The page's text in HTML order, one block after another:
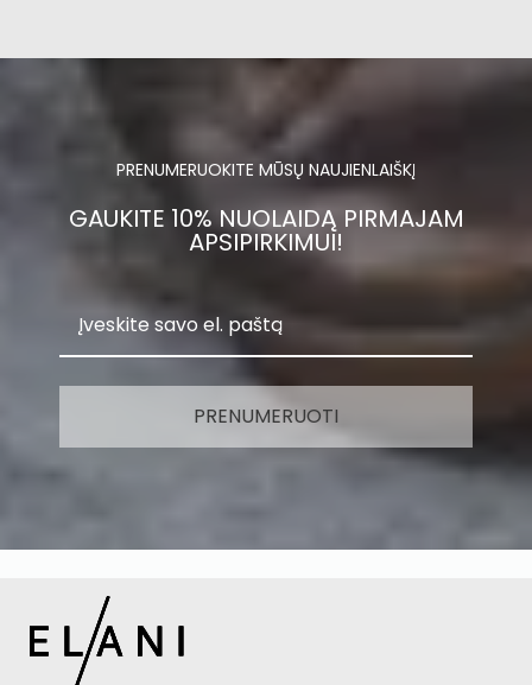
PRENUMERUOKITE MŪSŲ NAUJIENLAIŠKĮ
GAUKITE 10% NUOLAIDĄ PIRMAJAM
APSIPIRKIMUI!
PRENUMERUOTI